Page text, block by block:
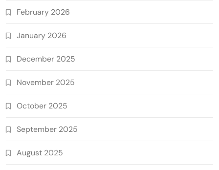
February 2026
January 2026
December 2025
November 2025
October 2025
September 2025
August 2025